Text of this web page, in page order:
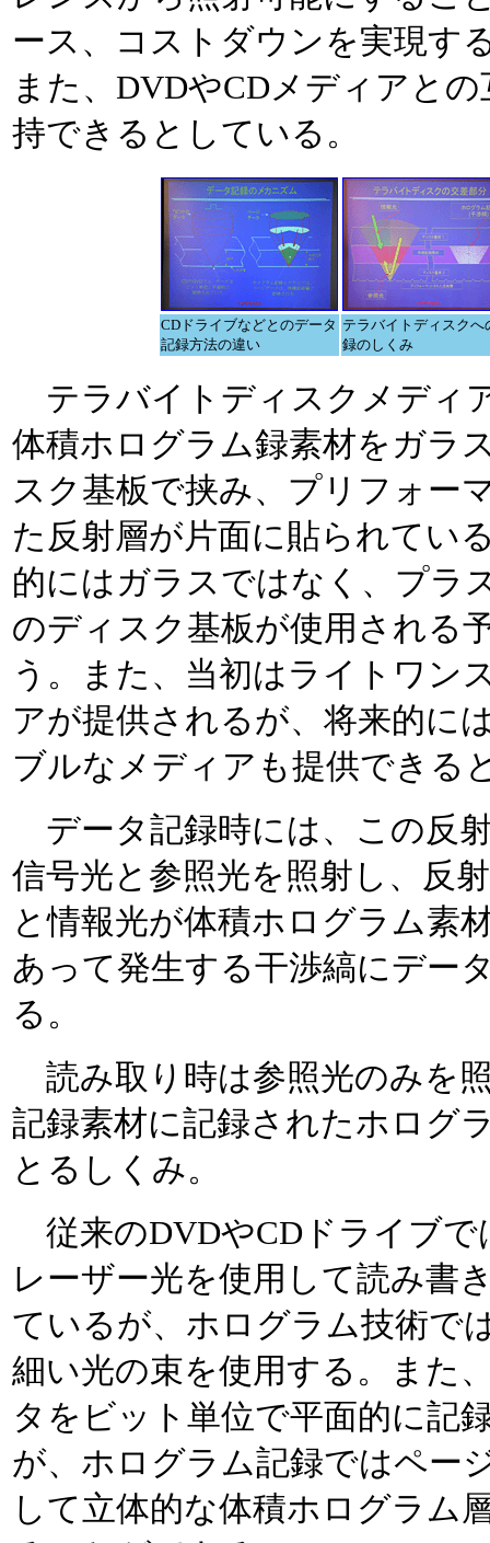
ース、コストダウンを実現す
また、DVDやCDメディアと
持できるとしている。
CDドライブなどとのデータ
記録方法の違い
テラバイトディスクへ
録のしくみ
テラバイトディスクメディ
体積ホログラム録素材をガラ
スク基板で挟み、プリフォー
た反射層が片面に貼られてい
的にはガラスではなく、プラ
のディスク基板が使用される
う。また、当初はライトワン
アが提供されるが、将来的に
ブルなメディアも提供できる
データ記録時には、この反
信号光と参照光を照射し、反
と情報光が体積ホログラム素
あって発生する干渉縞にデー
る。
読み取り時は参照光のみを
記録素材に記録されたホログ
とるしくみ。
従来のDVDやCDドライブで
レーザー光を使用して読み書
ているが、ホログラム技術で
細い光の束を使用する。また
タをビット単位で平面的に記
が、ホログラム記録ではペー
して立体的な体積ホログラム